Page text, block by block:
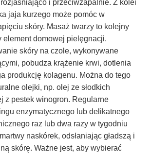
rozjaśniająco i przeciwzapalnie. Z kolei
jaja kurzego może pomóc w
skóry. Masaż twarzy to kolejny
element domowej pielęgnacji.
skóry na czole, wykonywane
pobudza krążenie krwi, dotlenia
produkcję kolagenu. Można do tego
olejki, np. olej ze słodkich
z pestek winogron. Regularne
enzymatycznego lub delikatnego
raz lub dwa razy w tygodniu
naskórek, odsłaniając gładszą i
skórę. Ważne jest, aby wybierać